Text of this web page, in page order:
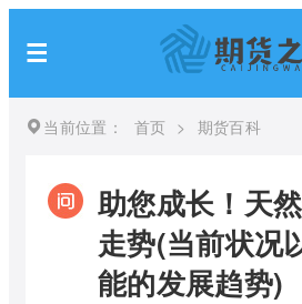
当前位置： 首页 > 期货百科
助您成长！天
走势(当前状况
能的发展趋势)